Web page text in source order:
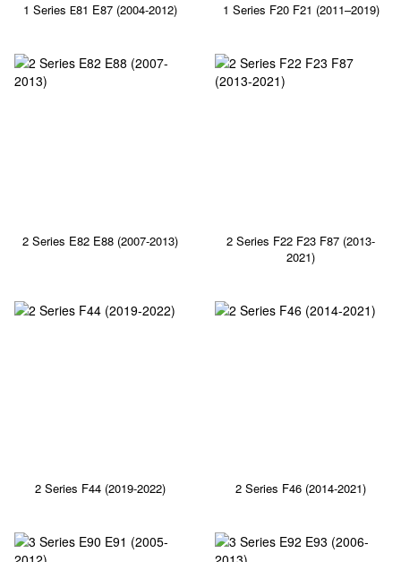
1 Series Е81 E87 (2004-2012) 1 Series F20 F21 (2011–2019)
2 Series E82 E88 (2007-2013)
2 Series F22 F23 F87 (2013-
2021)
2 Series F44 (2019-2022) 2 Series F46 (2014-2021)